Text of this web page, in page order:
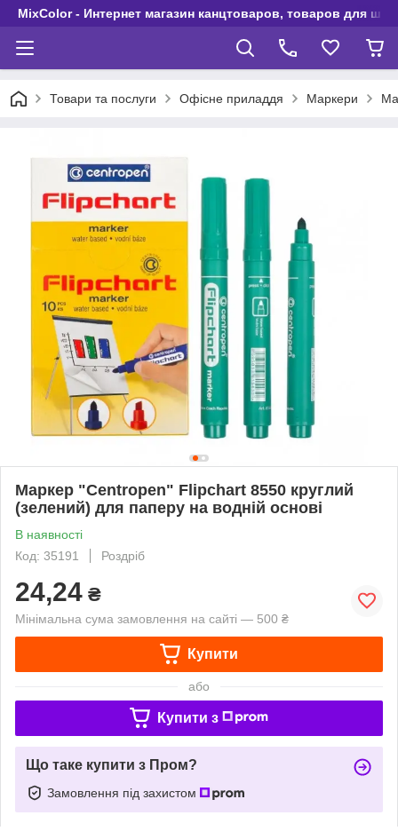
MixColor - Интернет магазин канцтоваров, товаров для
Товари та послуги Офісне приладдя Маркери
Маркер "Centropen" Flipchart 8550 круглий
(зелений) для паперу на водній основі
В наявності
Код: 35191
Роздріб
24,24 ₴
Мінімальна сума замовлення на сайті — 500 ₴
Купити
або
Купити з
Що таке купити з Пром?
Замовлення під захистом